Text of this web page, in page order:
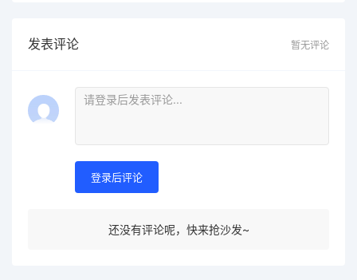
发表评论 暂无评论
登录后评论
还没有评论呢，快来抢沙发~